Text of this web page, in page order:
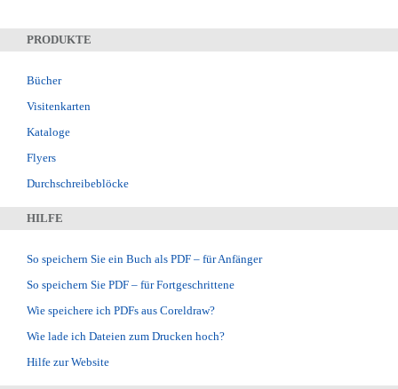
PRODUKTE
Bücher
Visitenkarten
Kataloge
Flyers
Durchschreibeblöcke
HILFE
So speichern Sie ein Buch als PDF – für Anfänger
So speichern Sie PDF – für Fortgeschrittene
Wie speichere ich PDFs aus Coreldraw?
Wie lade ich Dateien zum Drucken hoch?
Hilfe zur Website